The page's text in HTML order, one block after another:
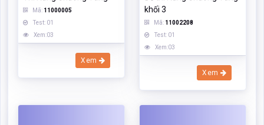
Mã: 11000005
Test: 01
Xem:03
Xem
khối 3
Mã: 11002208
Test: 01
Xem:03
Xem